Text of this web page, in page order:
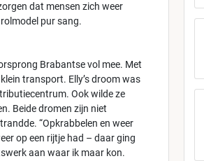
dat mensen zich weer
pur sang.
Brabantse vol mee. Met
transport. Elly’s droom was
Ook wilde ze
Beide dromen zijn niet
“Opkrabbelen en weer
op een rijtje had – daar ging
aan waar ik maar kon.